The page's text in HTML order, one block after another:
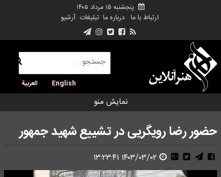
پنجشنبه ۱۵ مرداد ۱۴۰۵
ارتباط با ما درباره ما تبلیغات آرشیو
English العربية
نمایش منو
حضور رضا رویگریی در تشییع شهید جمهور